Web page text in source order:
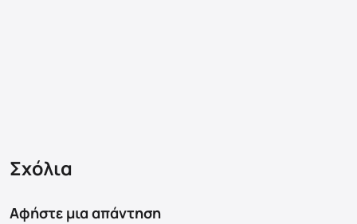
Σχόλια
Αφήστε μια απάντηση